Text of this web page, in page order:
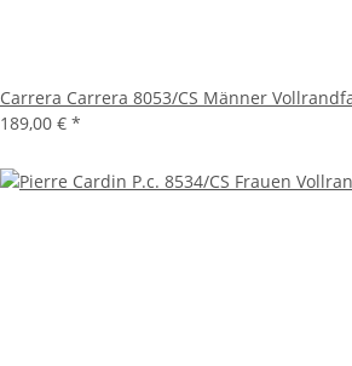
Carrera Carrera 8053/CS Männer
189,00 € *